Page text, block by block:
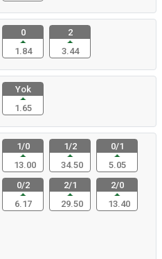
0
1.84
2
3.44
Yok
1.65
1/0
13.00
1/2
34.50
0/1
5.05
0/2
6.17
2/1
29.50
2/0
13.40